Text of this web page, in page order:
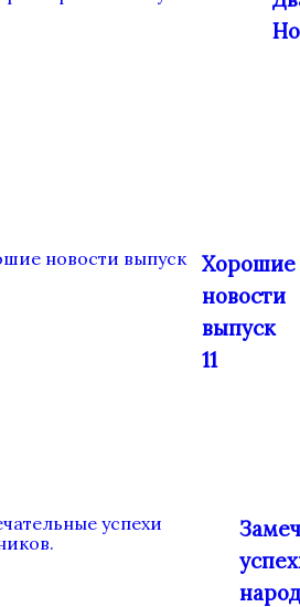
Хорошие
новости
выпуск
11